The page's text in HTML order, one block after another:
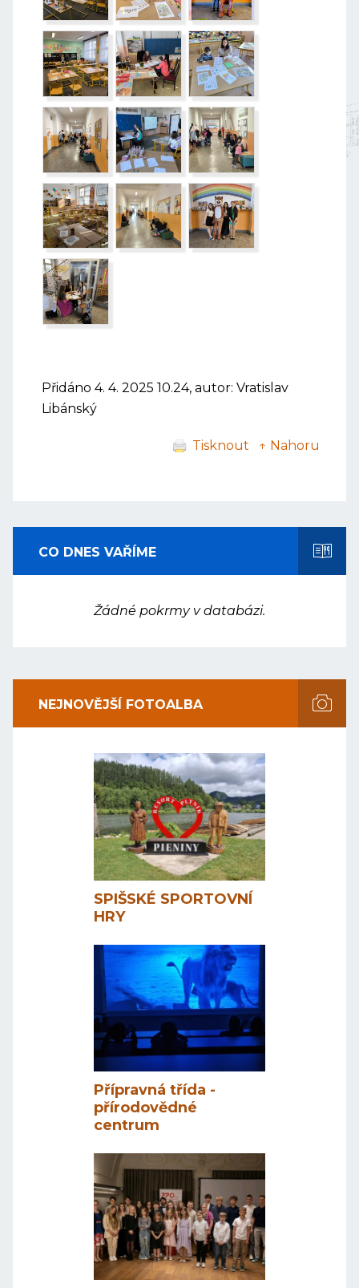
Přidáno 4. 4. 2025 10.24, autor: Vratislav
Libánský
Tisknout ↑ Nahoru
CO DNES VAŘÍME
Žádné pokrmy v databázi.
NEJNOVĚJŠÍ FOTOALBA
SPIŠSKÉ SPORTOVNÍ
HRY
Přípravná třída -
přírodovědné
centrum